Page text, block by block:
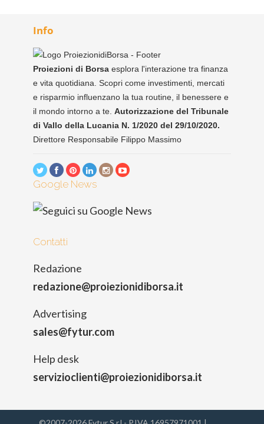
Info
Proiezioni di Borsa esplora l'interazione tra finanza
e vita quotidiana. Scopri come investimenti, mercati
e risparmio influenzano la tua routine, il benessere e
il mondo intorno a te. Autorizzazione del Tribunale
di Vallo della Lucania N. 1/2020 del 29/10/2020.
Direttore Responsabile Filippo Massimo
Google News
Contatti
Redazione
redazione@proiezionidiborsa.it
Advertising
sales@fytur.com
Help desk
servizioclienti@proiezionidiborsa.it